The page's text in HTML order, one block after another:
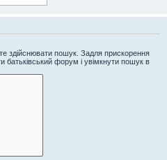
здійснювати пошук. Задля прискорення
форум і увімкнути пошук в